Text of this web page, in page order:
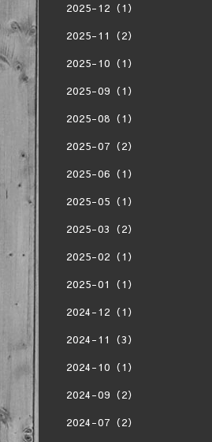
2025-12（1）
2025-11（2）
2025-10（1）
2025-09（1）
2025-08（1）
2025-07（2）
2025-06（1）
2025-05（1）
2025-03（2）
2025-02（1）
2025-01（1）
2024-12（1）
2024-11（3）
2024-10（1）
2024-09（2）
2024-07（2）